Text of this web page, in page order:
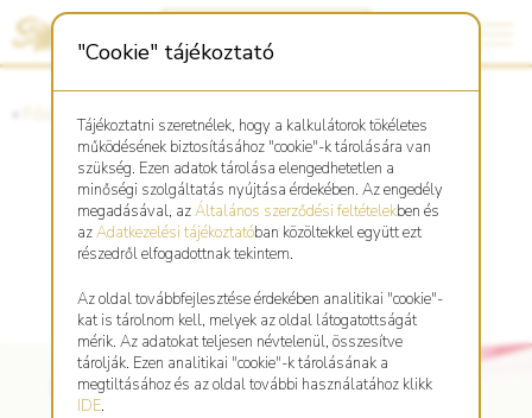
"Cookie" tájékoztató
Tájékoztatni szeretnélek, hogy a kalkulátorok tökéletes
működésének biztosításához "cookie"-k tárolására van
szükség. Ezen adatok tárolása elengedhetetlen a
minőségi szolgáltatás nyújtása érdekében. Az engedély
megadásával, azÁltalános szerződési feltételekben és
azAdatkezelési tájékoztatóban közöltekkel együtt ezt
részedről elfogadottnak tekintem.
Az oldal továbbfejlesztése érdekében analitikai "cookie"-
kat is tárolnom kell, melyek az oldal látogatottságát
mérik. Az adatokat teljesen névtelenül, összesítve
tárolják. Ezen analitikai "cookie"-k tárolásának a
megtiltásához és az oldal további használatához klikk
IDE.
Főoldal«Asztro Shop
Fonott, piros karkötő Ló
szimbólummal